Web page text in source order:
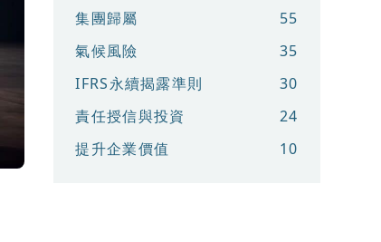
集團歸屬
55
氣候風險
35
IFRS永續揭露準則
30
責任授信與投資
24
提升企業價值
10